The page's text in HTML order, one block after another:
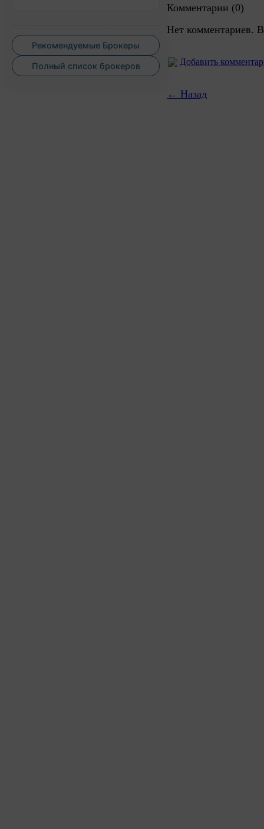
Рекомендуемые Брокеры
Полный список брокеров
Комментарии (0)
Нет комментариев.
Добавить
← Назад